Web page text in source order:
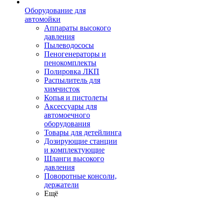
Оборудование для
автомойки
Аппараты высокого
давления
Пылеводососы
Пеногенераторы и
пенокомплекты
Полировка ЛКП
Распылитель для
химчисток
Копья и пистолеты
Аксессуары для
автомоечного
оборудования
Товары для детейлинга
Дозирующие станции
и комплектующие
Шланги высокого
давления
Поворотные консоли,
держатели
Ещё